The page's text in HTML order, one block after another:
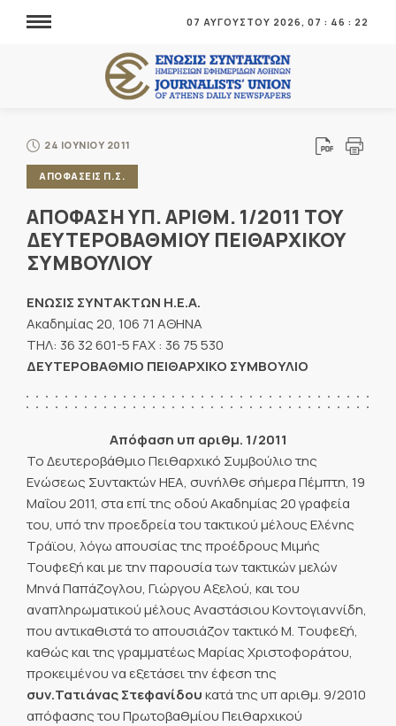
07 ΑΥΓΟΥΣΤΟΥ 2026, 07 : 46 : 23
24 ΙΟΥΝΙΟΥ 2011
ΑΠΟΦΑΣΕΙΣ Π.Σ.
ΑΠΟΦΑΣΗ ΥΠ. ΑΡΙΘΜ. 1/2011 ΤΟΥ
ΔΕΥΤΕΡΟΒΑΘΜΙΟΥ ΠΕΙΘΑΡΧΙΚΟΥ
ΣΥΜΒΟΥΛΙΟΥ
ΕΝΩΣΙΣ ΣΥΝΤΑΚΤΩΝ Η.Ε.Α.
Ακαδημίας 20, 106 71 ΑΘΗΝΑ
ΤΗΛ: 36 32 601-5 FAX : 36 75 530
ΔΕΥΤΕΡΟΒΑΘΜΙΟ ΠΕΙΘΑΡΧΙΚΟ ΣΥΜΒΟΥΛΙΟ
Απόφαση υπ αριθμ. 1/2011
Το Δευτεροβάθμιο Πειθαρχικό Συμβούλιο της
Ενώσεως Συντακτών ΗΕΑ, συνήλθε σήμερα Πέμπτη, 19
Μαΐου 2011, στα επί της οδού Ακαδημίας 20 γραφεία
του, υπό την προεδρεία του τακτικού μέλους Ελένης
Τράϊου, λόγω απουσίας της προέδρους Μιμής
Τουφεξή και με την παρουσία των τακτικών μελών
Μηνά Παπάζογλου, Γιώργου Αξελού, και του
αναπληρωματικού μέλους Αναστάσιου Κοντογιαννίδη,
που αντικαθιστά το απουσιάζον τακτικό Μ. Τουφεξή,
καθώς και της γραμματέως Μαρίας Χριστοφοράτου,
προκειμένου να εξετάσει την έφεση της
συν.Τατιάνας Στεφανίδουκατά της υπ αριθμ. 9/2010
απόφασης του Πρωτοβαθμίου Πειθαρχικού